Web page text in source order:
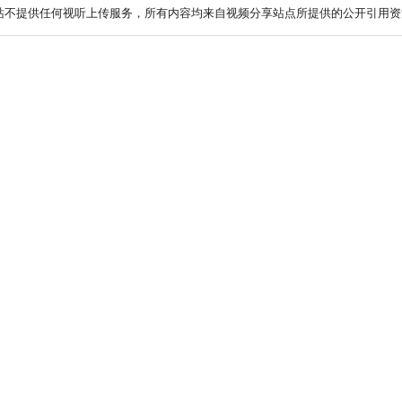
不提供任何视听上传服务，所有内容均来自视频分享站点所提供的公开引用资